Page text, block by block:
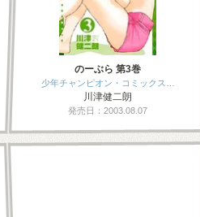
のーぶら 第3巻
少年チャンピオン・コミックス…
川津健二朗
発売日：2003.08.07